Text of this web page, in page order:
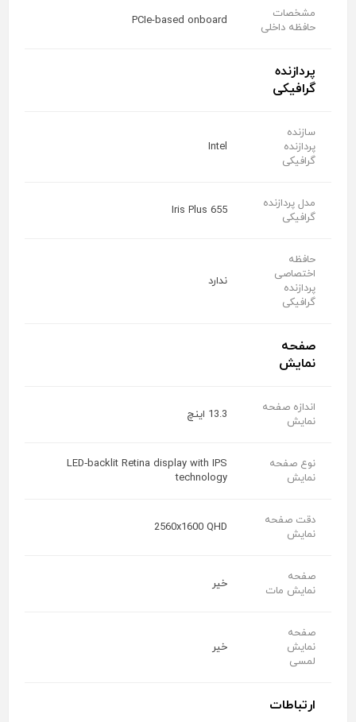
مشخصات
حافظه داخلی
PCIe-based onboard
پردازنده
گرافیکی
سازنده
پردازنده
گرافیکی
Intel
مدل پردازنده
گرافیکی
Iris Plus 655
حافظه
اختصاصی
پردازنده
گرافیکی
ندارد
صفحه
نمایش
اندازه صفحه
نمایش
13.3 اینچ
نوع صفحه
نمایش
LED‑backlit Retina display with IPS
technology
دقت صفحه
نمایش
2560x1600 QHD
صفحه
نمایش مات
خیر
صفحه
نمایش
لمسی
خیر
ارتباطات